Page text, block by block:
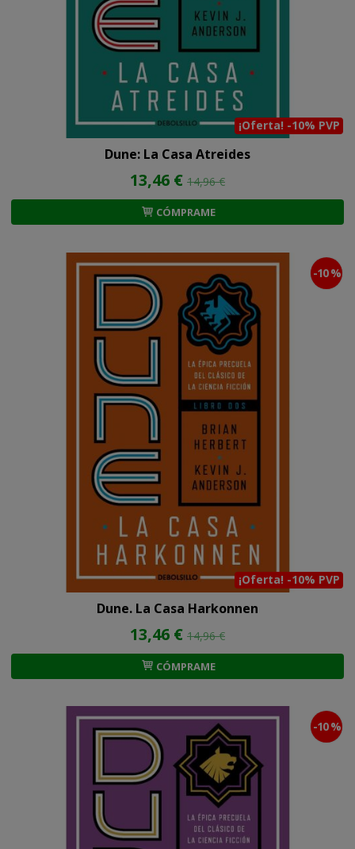
¡Oferta! -10% PVP
Dune: La Casa Atreides
13,46 € 14,96 €
CÓMPRAME
¡Oferta! -10% PVP
-10 %
Dune. La Casa Harkonnen
13,46 € 14,96 €
CÓMPRAME
-10 %